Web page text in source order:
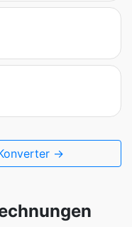
→